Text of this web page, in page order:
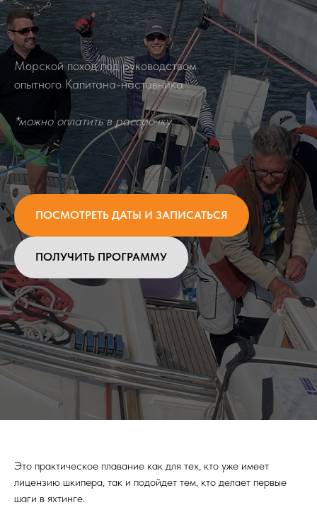
Морской поход под руководством
опытного Капитана-наставника
*можно оплатить в рассрочку
ПОСМОТРЕТЬ ДАТЫ И ЗАПИСАТЬСЯ
ПОЛУЧИТЬ ПРОГРАММУ
Это практическое плавание как для тех, кто уже имеет
лицензию шкипера, так и подойдет тем, кто делает первые
шаги в яхтинге.